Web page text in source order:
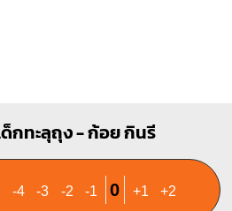
กทะลุถุง - ก้อย กินรี
-4 -3 -2 -1 0 +1 +2